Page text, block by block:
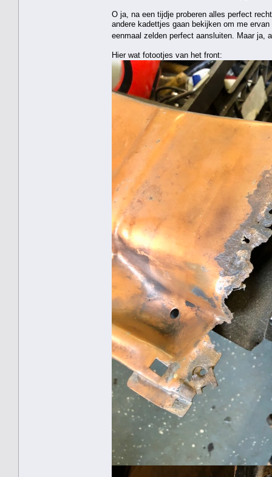
O ja, na een tijdje proberen alles perfect
andere kadettjes gaan bekijken om me
eenmaal zelden perfect aansluiten. Maar
Hier wat fotootjes van het front: